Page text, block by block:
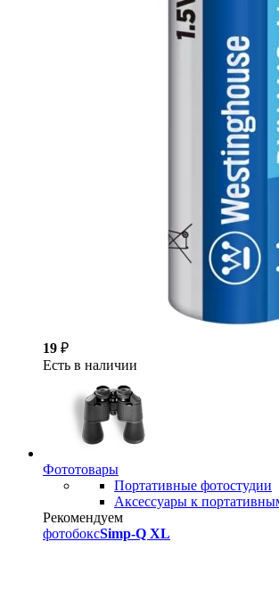
19 ₽
Есть в наличии
Фототовары
Портативные фотостудии
Аксессуары к
Рекомендуем
фотобоксSimp-Q XL